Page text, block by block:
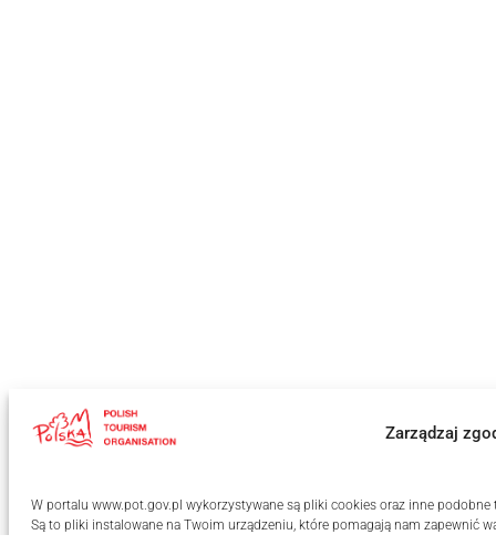
Zarządzaj
W portalu www.pot.gov.pl wykorzystywane są pliki cookies oraz inne
Są to pliki instalowane na Twoim urządzeniu, które pomagają nam zapewnić